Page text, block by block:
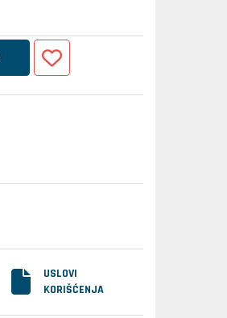
USLOVI
KORIŠĆENJA